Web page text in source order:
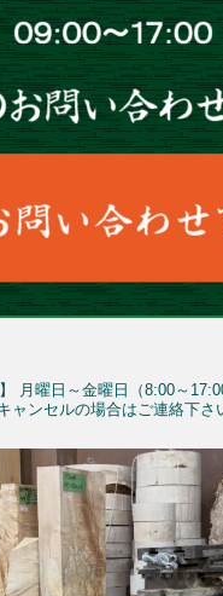
月曜日～金曜日（8:00～
ャンセルの場合はご連絡下さ